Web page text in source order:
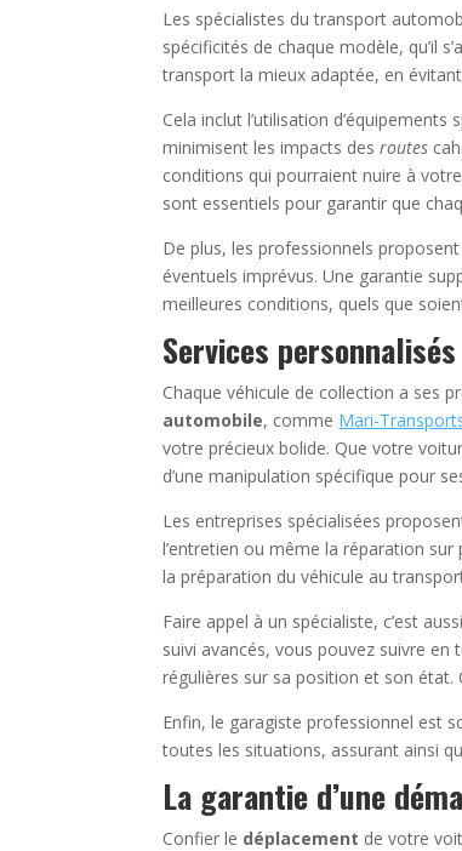
Les spécialistes du transport
spécificités de chaque modèle, qu’il
transport la mieux adaptée, en
Cela inclut l’utilisation
minimisent les impacts desroutes
conditions qui pourraient nuire à
sont essentiels pour garantir que
De plus, les professionnels
éventuels imprévus. Une garantie
meilleures conditions, quels que
Services
Chaque véhicule de collection a ses
automobile, comme Mari-
votre précieux bolide. Que votre
d’une manipulation spécifique pour
Les entreprises spécialisées
l’entretien ou même la réparation sur
la préparation du véhicule au
Faire appel à un spécialiste, c’est
suivi avancés, vous pouvez suivre en
régulières sur sa position et son état.
Enfin, le garagiste professionnel est
toutes les situations, assurant ainsi
La garantie d’une
Confier le déplacement de votre